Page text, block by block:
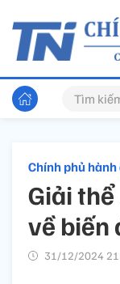
Chính phủ hành
Giải
về biến
31/12/2024